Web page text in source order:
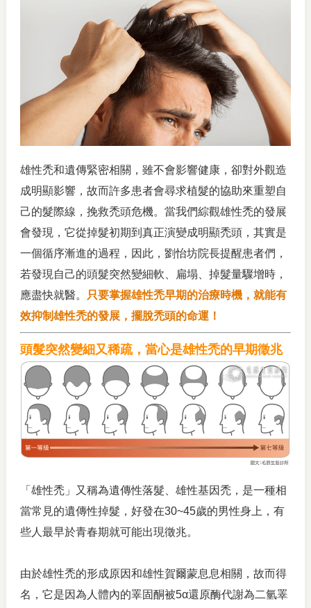
雄性禿和遺傳緊密相關，雖不會影響健康，卻對外觀造
成明顯影響，故而許多患者會尋求植髮的協助來重塑自
己的髮際線，挽救禿頭危機。當我們綜觀雄性禿的發展
會發現，它從掉髮初期到真正演變成明顯禿頭，其實是
一個循序漸進的過程，因此，劉怡坊院長提醒患者們，
若發現自己的頭髮突然變細軟、扁塌、掉髮量驟增時，
應盡快就醫。
只要掌握雄性禿早期的治療時機，就能有
效抑制雄性禿的發展，擺脫禿頭的命運！
頭髮突然變細又稀疏，當心是雄性禿的早期徵兆
「雄性禿」
又稱為遺傳性落髮、雄性基因禿，是一種相
當常見的遺傳性掉髮，好發在30~45歲的男性身上，有
些人最早於青春期就可能出現徵兆。
由於雄性禿的形成原因和雄性賀爾蒙息息相關，故而得
名，它是因為人體內的睪固酮被5α還原酶代謝為二氫睪